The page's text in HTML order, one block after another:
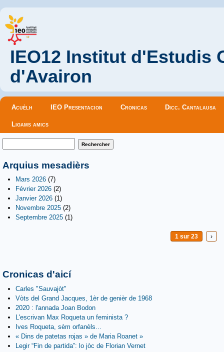
IEO12 Institut d'Estudis
d'Avairon
Menu principal
Acuèlh IEO Presentacion Cronicas Dicc. Cantalausa
Ligams amics
Formulaire de recherche
Arquius mesadièrs
Mars 2026 (7)
Février 2026 (2)
Janvier 2026 (1)
Novembre 2025 (2)
Septembre 2025 (1)
1 sur 23 ›
Cronicas d'aicí
Carles "Sauvajòt"
Vòts del Grand Jacques, 1èr de genièr de 1968
2020 : l'annada Joan Bodon
L'escrivan Max Roqueta un feminista ?
Ives Roqueta, sèm orfanèls...
« Dins de patetas rojas » de Maria Roanet »
Legir “Fin de partida”: lo jòc de Florian Vernet